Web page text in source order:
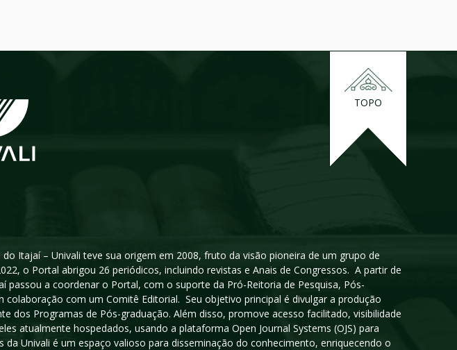
TOPO
Itajaí – Univali teve sua origem em 2008, fruto da visão pioneira de um grupo de
o Portal abrigou 26 periódicos, incluindo revistas e Anais de Congressos. A partir de
passou a coordenar o Portal, com o suporte da Pró-Reitoria de Pesquisa, Pós-
colaboração com um Comitê Editorial. Seu objetivo principal é divulgar a produção
dos Programas de Pós-graduação. Além disso, promove acesso facilitado, visibilidade
atualmente hospedados, usando a plataforma Open Journal Systems (OJS) para
Univali é um espaço valioso para disseminação do conhecimento, enriquecendo o